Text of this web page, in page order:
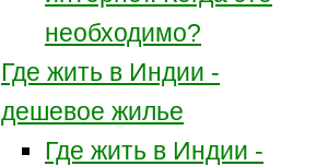
необходимо?
Где жить в Индии -
дешевое жилье
Где жить в Индии -